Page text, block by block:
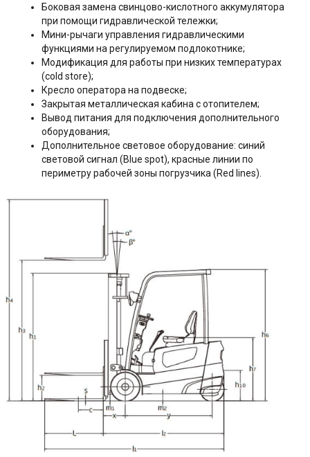
Боковая замена свинцово-кислотного аккумулятора
при помощи гидравлической тележки;
Мини-рычаги управления гидравлическими
функциями на регулируемом подлокотнике;
Модификация для работы при низких температурах
(cold store);
Кресло оператора на подвеске;
Закрытая металлическая кабина с отопителем;
Вывод питания для подключения дополнительного
оборудования;
Дополнительное световое оборудование: синий
световой сигнал (Blue spot), красные линии по
периметру рабочей зоны погрузчика (Red lines).